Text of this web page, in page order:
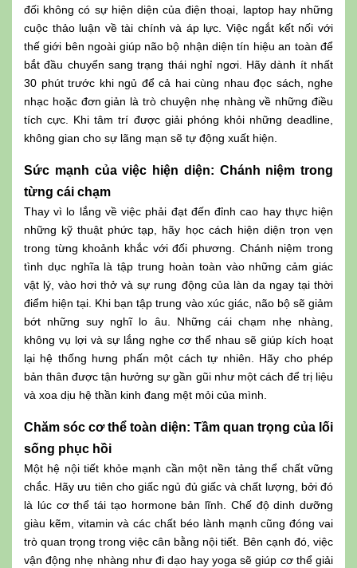
đối không có sự hiện diện của điện thoại, laptop hay những
cuộc thảo luận về tài chính và áp lực. Việc ngắt kết nối với
thế giới bên ngoài giúp não bộ nhận diện tín hiệu an toàn để
bắt đầu chuyển sang trạng thái nghỉ ngơi. Hãy dành ít nhất
30 phút trước khi ngủ để cả hai cùng nhau đọc sách, nghe
nhạc hoặc đơn giản là trò chuyện nhẹ nhàng về những điều
tích cực. Khi tâm trí được giải phóng khỏi những deadline,
không gian cho sự lãng mạn sẽ tự động xuất hiện.
Sức mạnh của việc hiện diện: Chánh niệm trong
từng cái chạm
Thay vì lo lắng về việc phải đạt đến đỉnh cao hay thực hiện
những kỹ thuật phức tạp, hãy học cách hiện diện trọn vẹn
trong từng khoảnh khắc với đối phương. Chánh niệm trong
tình dục nghĩa là tập trung hoàn toàn vào những cảm giác
vật lý, vào hơi thở và sự rung động của làn da ngay tại thời
điểm hiện tại. Khi bạn tập trung vào xúc giác, não bộ sẽ giảm
bớt những suy nghĩ lo âu. Những cái chạm nhẹ nhàng,
không vụ lợi và sự lắng nghe cơ thể nhau sẽ giúp kích hoạt
lại hệ thống hưng phấn một cách tự nhiên. Hãy cho phép
bản thân được tận hưởng sự gần gũi như một cách để trị liệu
và xoa dịu hệ thần kinh đang mệt mỏi của mình.
Chăm sóc cơ thể toàn diện: Tầm quan trọng của lối
sống phục hồi
Một hệ nội tiết khỏe mạnh cần một nền tảng thể chất vững
chắc. Hãy ưu tiên cho giấc ngủ đủ giấc và chất lượng, bởi đó
là lúc cơ thể tái tạo hormone bản lĩnh. Chế độ dinh dưỡng
giàu kẽm, vitamin và các chất béo lành mạnh cũng đóng vai
trò quan trọng trong việc cân bằng nội tiết. Bên cạnh đó, việc
vận động nhẹ nhàng như đi dạo hay yoga sẽ giúp cơ thể giải